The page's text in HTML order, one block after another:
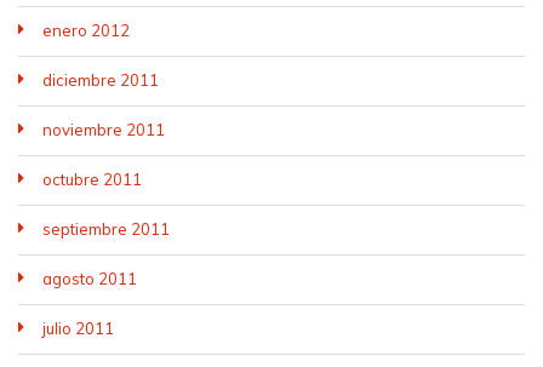
enero 2012
diciembre 2011
noviembre 2011
octubre 2011
septiembre 2011
agosto 2011
julio 2011